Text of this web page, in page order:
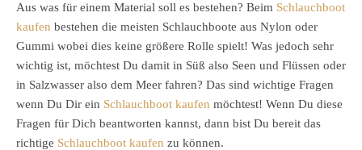
Aus was für einem Material soll es bestehen? Beim Schlauchboot
kaufen bestehen die meisten Schlauchboote aus Nylon oder
Gummi wobei dies keine größere Rolle spielt! Was jedoch sehr
wichtig ist, möchtest Du damit in Süß also Seen und Flüssen oder
in Salzwasser also dem Meer fahren? Das sind wichtige Fragen
wenn Du Dir ein Schlauchboot kaufen möchtest! Wenn Du diese
Fragen für Dich beantworten kannst, dann bist Du bereit das
richtige Schlauchboot kaufen zu können.